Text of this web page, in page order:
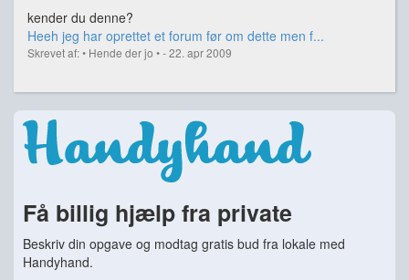
kender du denne?
Heeh jeg har oprettet et forum før om dette men f...
Skrevet af: • Hende der jo • - 22. apr 2009
Få billig hjælp fra private
Beskriv din opgave og modtag gratis bud fra lokale med
Handyhand.